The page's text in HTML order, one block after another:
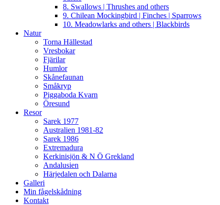
8. Swallows | Thrushes and others
9. Chilean Mockingbird | Finches | Sparrows
10. Meadowlarks and others | Blackbirds
Natur
Torna Hällestad
Vresbokar
Fjärilar
Humlor
Skånefaunan
Småkryp
Piggaboda Kvarn
Öresund
Resor
Sarek 1977
Australien 1981-82
Sarek 1986
Extremadura
Kerkinisjön & N Ö Grekland
Andalusien
Härjedalen och Dalarna
Galleri
Min fågelskådning
Kontakt